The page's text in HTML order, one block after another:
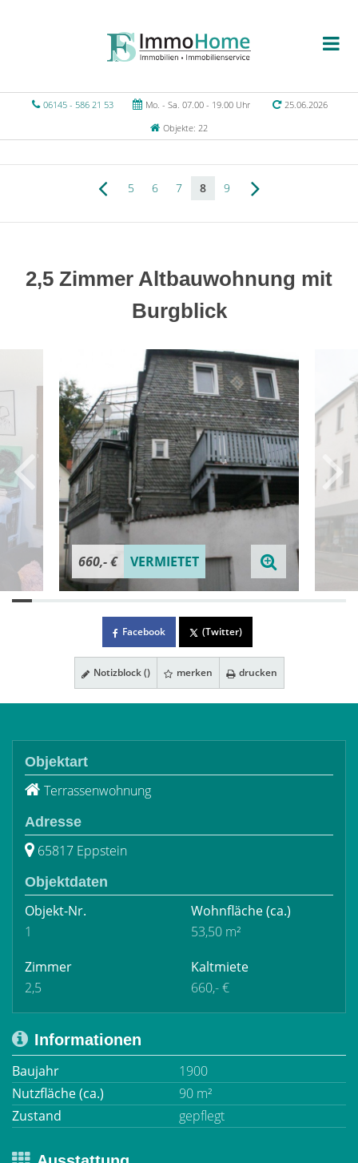
06145 - 586 21 53 Mo. - Sa. 07.00 - 19.00 Uhr
25.06.2026
Objekte: 22
5 6 7 8 9
2,5 Zimmer Altbauwohnung mit
Burgblick
660,- € VERMIETET
Facebook (Twitter)
Notizblock () merken drucken
Objektart
Terrassenwohnung
Adresse
65817 Eppstein
Objektdaten
Objekt-Nr.
1
Wohnfläche(ca.)
53,50 m²
Zimmer
2,5
Kaltmiete
660,- €
Informationen
Baujahr
1900
Nutzfläche (ca.)
90 m²
Zustand
gepflegt